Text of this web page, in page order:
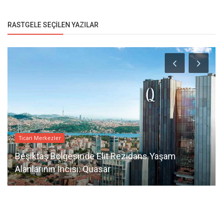
RASTGELE SEÇILEN YAZILAR
Ticari Merkezler
Beşiktaş Bölgesinde Elit Rezidans Yaşam
Alanlarının İncisi: Quasar